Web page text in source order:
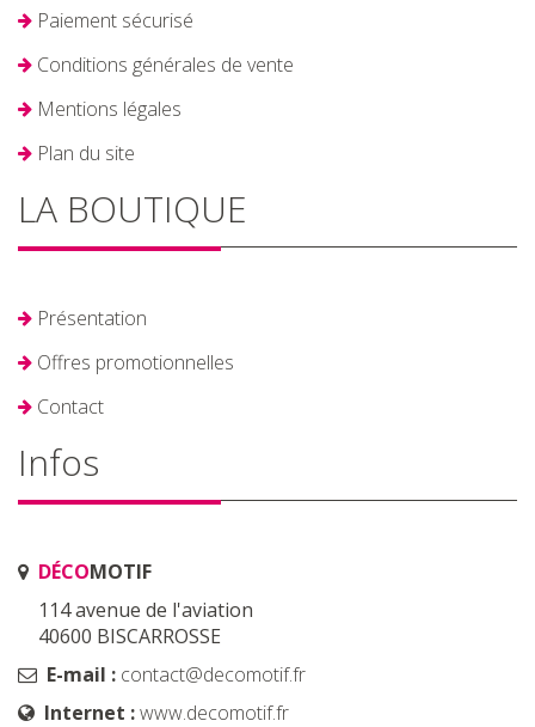
Paiement sécurisé
Conditions générales de vente
Mentions légales
Plan du site
LA BOUTIQUE
Présentation
Offres promotionnelles
Contact
Infos
DÉCOMOTIF
114 avenue de l'aviation
40600 BISCARROSSE
E-mail : contact@decomotif.fr
Internet :www.decomotif.fr